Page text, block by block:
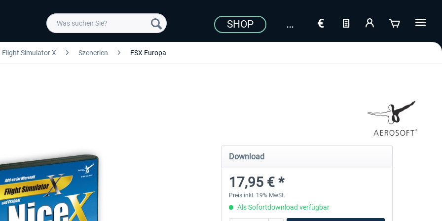
SHOP
Flight Simulator X Szenerien FSX Europa
Download
17,95 € *
Preis inkl. 19% MwSt.
Als Sofortdownload verfügbar